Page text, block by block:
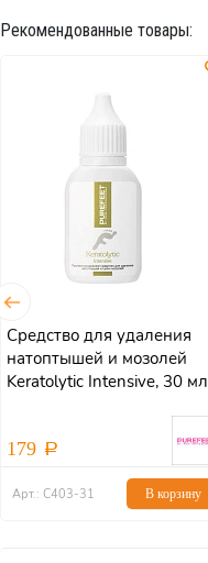
Рекомендованные товары:
Средство для удаления
натоптышей и мозолей
Keratolytic Intensive, 30 мл
179
Арт.: С403-31 В корзину